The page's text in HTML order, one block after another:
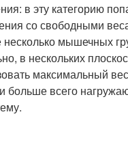
в эту категорию
со свободными
мышечных
в нескольких
максимальный
всего